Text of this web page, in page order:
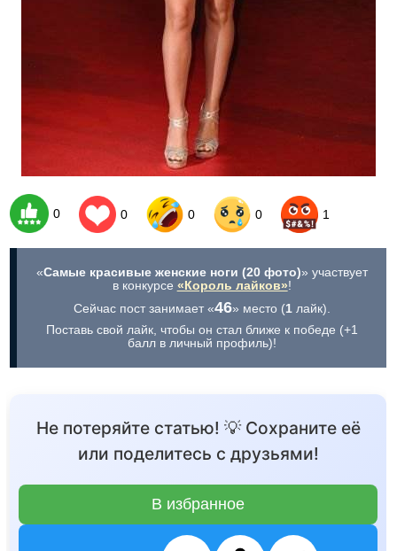
0 0 0 0 1
«Самые красивые женские ноги (20 фото)» участвует
в конкурсе «Король лайков»!
Сейчас пост занимает «46» место (1лайк).
Поставь свой лайк, чтобы он стал ближе к победе (+1
балл в личный профиль)!
Не потеряйте статью! 💡 Сохраните её
или поделитесь с друзьями!
В избранное